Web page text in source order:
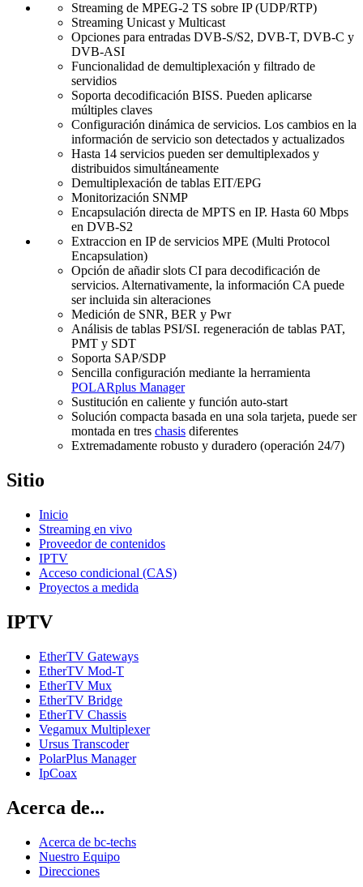
Streaming de MPEG-2 TS sobre IP (UDP/RTP)
Streaming Unicast y Multicast
Opciones para entradas DVB-S/S2, DVB-T, DVB-C y
DVB-ASI
Funcionalidad de demultiplexación y filtrado de
servidios
Soporta decodificación BISS. Pueden aplicarse
múltiples claves
Configuración dinámica de servicios. Los cambios en la
información de servicio son detectados y actualizados
Hasta 14 servicios pueden ser demultiplexados y
distribuidos simultáneamente
Demultiplexación de tablas EIT/EPG
Monitorización SNMP
Encapsulación directa de MPTS en IP. Hasta 60 Mbps
en DVB-S2
Extraccion en IP de servicios MPE (Multi Protocol
Encapsulation)
Opción de añadir slots CI para decodificación de
servicios. Alternativamente, la información CA puede
ser incluida sin alteraciones
Medición de SNR, BER y Pwr
Análisis de tablas PSI/SI. regeneración de tablas PAT,
PMT y SDT
Soporta SAP/SDP
Sencilla configuración mediante la herramienta
POLARplus Manager
Sustitución en caliente y función auto-start
Solución compacta basada en una sola tarjeta, puede ser
montada en tres chasis diferentes
Extremadamente robusto y duradero (operación 24/7)
Sitio
Inicio
Streaming en vivo
Proveedor de contenidos
IPTV
Acceso condicional (CAS)
Proyectos a medida
IPTV
EtherTV Gateways
EtherTV Mod-T
EtherTV Mux
EtherTV Bridge
EtherTV Chassis
Vegamux Multiplexer
Ursus Transcoder
PolarPlus Manager
IpCoax
Acerca de...
Acerca de bc-techs
Nuestro Equipo
Direcciones